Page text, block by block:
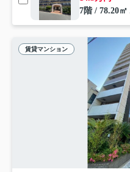
7階 / 78.20
賃貸マンション